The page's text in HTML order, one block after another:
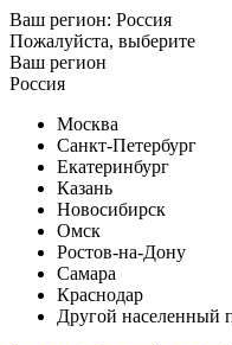
Ваш регион: Россия
Пожалуйста, выберите
Ваш регион
Россия
Москва
Санкт-Петербург
Екатеринбург
Казань
Новосибирск
Омск
Ростов-на-Дону
Самара
Краснодар
Другой населенный